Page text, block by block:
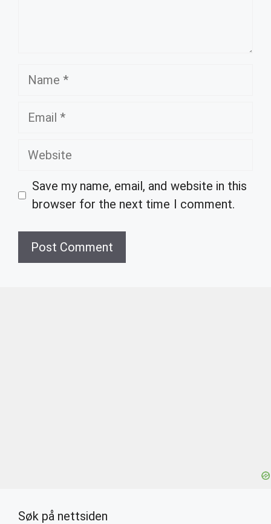
Name
Email
Website
Save my name, email, and website in this
browser for the next time I comment.
Søk på nettsiden